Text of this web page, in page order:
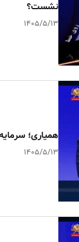
نشست؟
۱۴۰۵/۵/۱۳
همیاری؛
۱۴۰۵/۵/۱۳